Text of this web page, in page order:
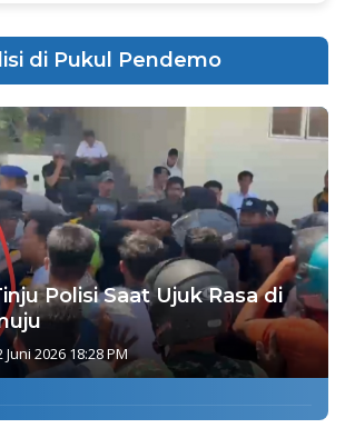
di Pukul Pendemo
Polisi Saat Ujuk Rasa di
2026 18:28 PM